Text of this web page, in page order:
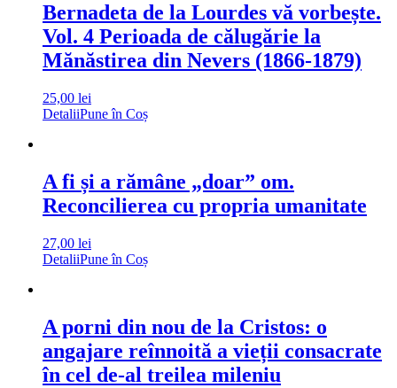
Bernadeta de la Lourdes vă vorbește.
Vol. 4 Perioada de călugărie la
Mănăstirea din Nevers (1866-1879)
25,00 lei
DetaliiPune în Coș
A fi și a rămâne „doar” om.
Reconcilierea cu propria umanitate
27,00 lei
DetaliiPune în Coș
A porni din nou de la Cristos: o
angajare reînnoită a vieții consacrate
în cel de-al treilea mileniu